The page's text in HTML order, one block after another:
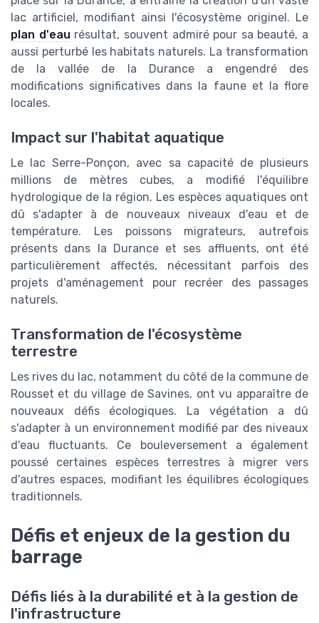
lac artificiel, modifiant ainsi l'écosystème originel. Le
plan d'eau résultat, souvent admiré pour sa beauté, a
aussi perturbé les habitats naturels. La transformation
de la vallée de la Durance a engendré des
modifications significatives dans la faune et la flore
locales.
Impact sur l'habitat aquatique
Le lac Serre-Ponçon, avec sa capacité de plusieurs
millions de mètres cubes, a modifié l'équilibre
hydrologique de la région. Les espèces aquatiques ont
dû s'adapter à de nouveaux niveaux d'eau et de
température. Les poissons migrateurs, autrefois
présents dans la Durance et ses affluents, ont été
particulièrement affectés, nécessitant parfois des
projets d'aménagement pour recréer des passages
naturels.
Transformation de l'écosystème
terrestre
Les rives du lac, notamment du côté de la commune de
Rousset et du village de Savines, ont vu apparaître de
nouveaux défis écologiques. La végétation a dû
s'adapter à un environnement modifié par des niveaux
d'eau fluctuants. Ce bouleversement a également
poussé certaines espèces terrestres à migrer vers
d'autres espaces, modifiant les équilibres écologiques
traditionnels.
Défis et enjeux de la gestion du
barrage
Défis liés à la durabilité et à la gestion de
l'infrastructure